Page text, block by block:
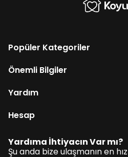
Popüler Kategoriler
Önemli Bilgiler
Yardım
Hesap
Yardıma İhtiyacın Var mı?
Şu anda bize ulaşmanın en